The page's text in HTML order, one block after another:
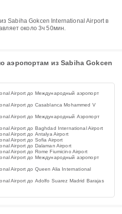
около 3ч 50мин.
аэропортам из Sabiha Gokcen
Airport до Международный аэропорт
Airport до Casablanca Mohammed V
Airport до Международный Аэропорт
Airport до Baghdad International Airport
Airport до Antalya Airport
Airport до Sofia Airport
Airport до Dalaman Airport
Airport до Rome Fiumicino Airport
Airport до Международный аэропорт
Airport до Queen Alia International
Airport до Adolfo Suarez Madrid Barajas